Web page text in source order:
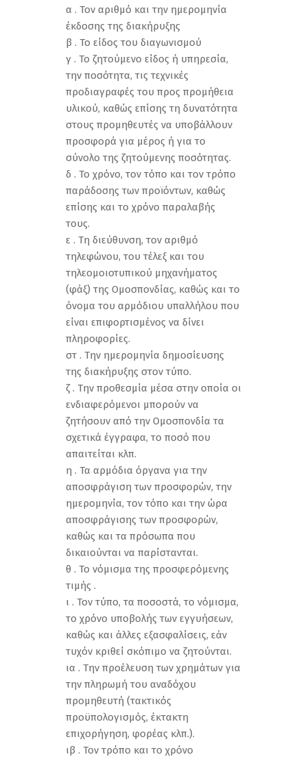
α . Τον αριθμό και την ημερομηνία
έκδοσης της διακήρυξης
β . Το είδος του διαγωνισμού
γ . Το ζητούμενο είδος ή υπηρεσία,
την ποσότητα, τις τεχνικές
προδιαγραφές του προς προμήθεια
υλικού, καθώς επίσης τη δυνατότητα
στους προμηθευτές να υποβάλλουν
προσφορά για μέρος ή για το
σύνολο της ζητούμενης ποσότητας.
δ . Το χρόνο, τον τόπο και τον τρόπο
παράδοσης των προϊόντων, καθώς
επίσης και το χρόνο παραλαβής
τους.
ε . Τη διεύθυνση, τον αριθμό
τηλεφώνου, του τέλεξ και του
τηλεομοιοτυπικού μηχανήματος
(φάξ) της Ομοσπονδίας, καθώς και το
όνομα του αρμόδιου υπαλλήλου που
είναι επιφορτισμένος να δίνει
πληροφορίες.
στ . Την ημερομηνία δημοσίευσης
της διακήρυξης στον τύπο.
ζ . Την προθεσμία μέσα στην οποία οι
ενδιαφερόμενοι μπορούν να
ζητήσουν από την Ομοσπονδία τα
σχετικά έγγραφα, το ποσό που
απαιτείται κλπ.
η . Τα αρμόδια όργανα για την
αποσφράγιση των προσφορών, την
ημερομηνία, τον τόπο και την ώρα
αποσφράγισης των προσφορών,
καθώς και τα πρόσωπα που
δικαιούνται να παρίστανται.
θ . Το νόμισμα της προσφερόμενης
τιμής .
ι . Τον τύπο, τα ποσοστά, το νόμισμα,
το χρόνο υποβολής των εγγυήσεων,
καθώς και άλλες εξασφαλίσεις, εάν
τυχόν κριθεί σκόπιμο να ζητούνται.
ια . Την προέλευση των χρημάτων για
την πληρωμή του αναδόχου
προμηθευτή (τακτικός
προϋπολογισμός, έκτακτη
επιχορήγηση, φορέας κλπ.).
ιβ . Τον τρόπο και το χρόνο